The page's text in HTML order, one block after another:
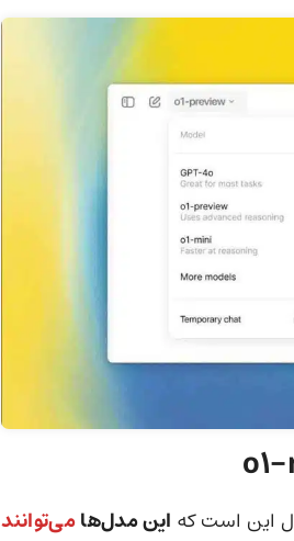
این است که این مدل‌هامی‌توانند